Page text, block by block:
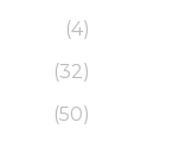
(4)
(32)
(50)